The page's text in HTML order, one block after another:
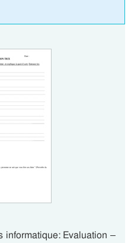
informatique: Evaluation –